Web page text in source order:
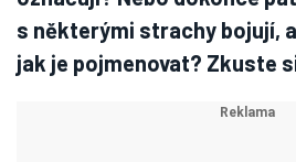
s některými strachy bojují,
jak je pojmenovat? Zkuste